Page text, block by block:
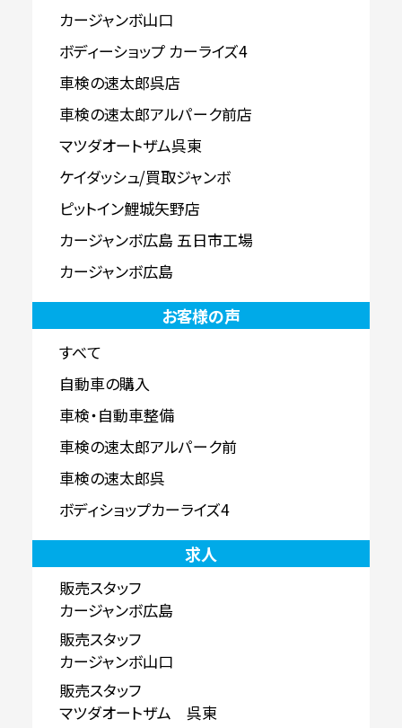
カージャンボ山口
ボディーショップ カーライズ4
車検の速太郎呉店
車検の速太郎アルパーク前店
マツダオートザム呉東
ケイダッシュ/買取ジャンボ
ピットイン鯉城矢野店
カージャンボ広島 五日市工場
カージャンボ広島
お客様の声
すべて
自動車の購入
車検・自動車整備
車検の速太郎アルパーク前
車検の速太郎呉
ボディショップカーライズ4
求人
販売スタッフ
カージャンボ広島
販売スタッフ
カージャンボ山口
販売スタッフ
マツダオートザム 呉東